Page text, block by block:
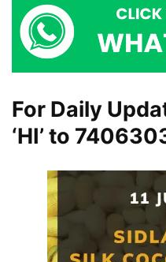
For Daily
‘HI’ to